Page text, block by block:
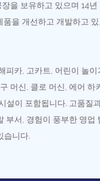
을 보유하고 있으며 14
품을 개선하고 개발하고
피카, 고카트, 어린이 놀
머신, 클로 머신, 에어 하
설이 포함됩니다. 고품질
부서, 경험이 풍부한 영업
습니다.